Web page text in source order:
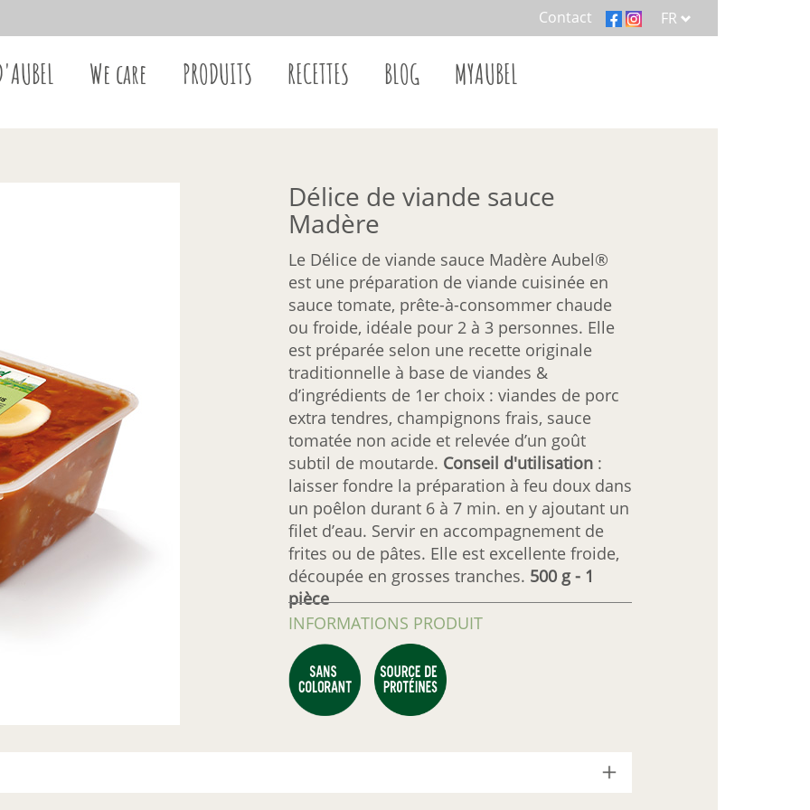
FR
Contact
We care PRODUITS RECETTES BLOG MYAUBEL
Délice de viande sauce
Madère
Le Délice de viande sauce Madère Aubel®
est une préparation de viande cuisinée en
sauce tomate, prête-à-consommer chaude
ou froide, idéale pour 2 à 3 personnes. Elle
est préparée selon une recette originale
traditionnelle à base de viandes &
d’ingrédients de 1er choix : viandes de porc
extra tendres, champignons frais, sauce
tomatée non acide et relevée d’un goût
subtil de moutarde. Conseil d'utilisation :
laisser fondre la préparation à feu doux dans
un poêlon durant 6 à 7 min. en y ajoutant un
filet d’eau. Servir en accompagnement de
frites ou de pâtes. Elle est excellente froide,
découpée en grosses tranches. 500 g - 1
pièce
INFORMATIONS PRODUIT